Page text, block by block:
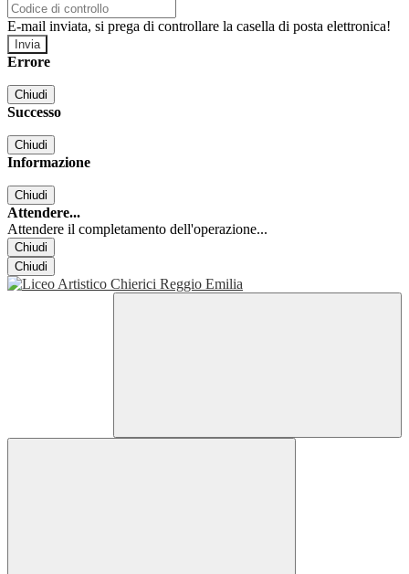
E-mail inviata, si prega di controllare la casella di posta elettronica!
Errore
Chiudi
Successo
Chiudi
Informazione
Chiudi
Attendere...
Attendere il completamento dell'operazione...
Chiudi
Chiudi